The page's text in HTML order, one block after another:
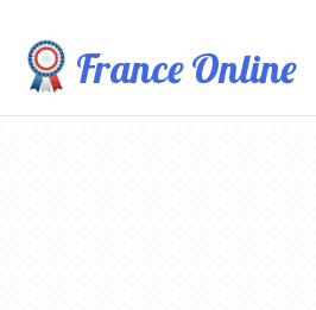
France Online